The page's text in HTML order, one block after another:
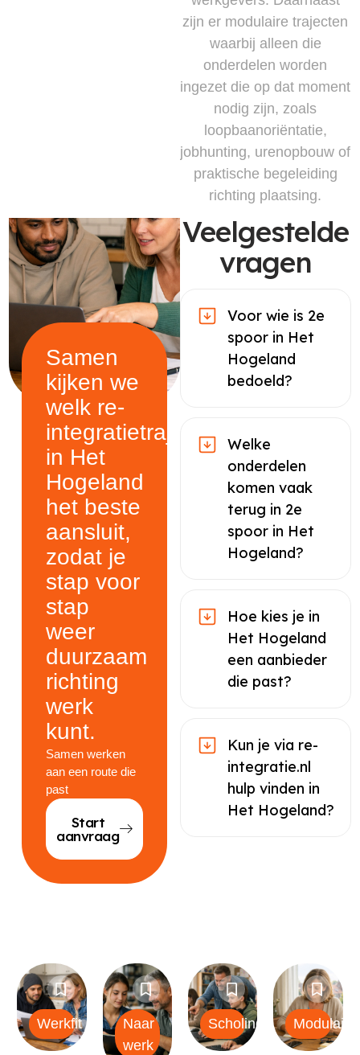
zijn er modulaire trajecten
waarbij alleen die
onderdelen worden
ingezet die op dat moment
nodig zijn, zoals
loopbaanoriëntatie,
jobhunting, urenopbouw of
praktische begeleiding
richting plaatsing.
Samen
kijken we
welk re-
integratietraject
in Het
Hogeland
het beste
aansluit,
zodat je
stap voor
stap
weer
duurzaam
richting
werk
kunt.
Samen werken
aan een route die
past
Start
aanvraag
Veelgestelde
vragen
Voor wie is 2e
spoor in Het
Hogeland
bedoeld?
Welke
onderdelen
komen vaak
terug in 2e
spoor in Het
Hogeland?
Hoe kies je in
Het Hogeland
een aanbieder
die past?
Kun je via re-
integratie.nl
hulp vinden in
Het Hogeland?
Werkfit
Naar
werk
Scholing Modulair